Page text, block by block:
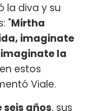
la diva y su
"Mirtha
imaginate
la
estos
Viale.
años, sus